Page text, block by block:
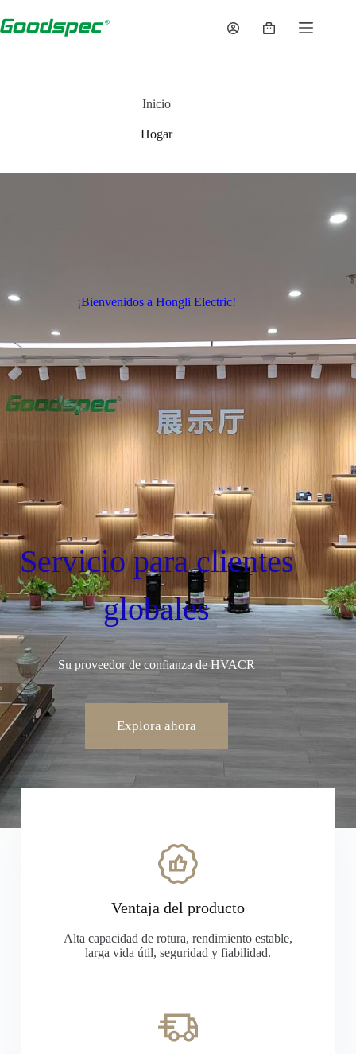
Inicio
Hogar
¡Bienvenidos a Hongli Electric!
Servicio para clientes
globales
Su proveedor de confianza de HVACR
Explora ahora
Ventaja del producto
Alta capacidad de rotura, rendimiento estable,
larga vida útil, seguridad y fiabilidad.